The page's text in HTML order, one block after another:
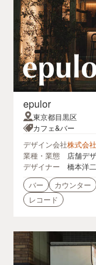
epulor
東京都目黒区
カフェ&バー
デザイン会社株式会
業種・業態
店舗デ
デザイナー
橋本洋二
バー
カウンター
レコード